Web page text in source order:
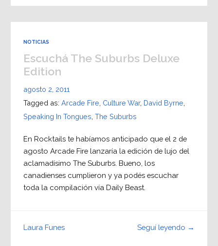
NOTICIAS
Escuchá The Suburbs Deluxe
Edition
agosto 2, 2011
Tagged as: Arcade Fire Culture War, David Byrne
Speaking In Tongues The Suburbs
En Rocktails te habíamos anticipado que el 2 de
agosto Arcade Fire lanzaría la edición de lujo del
aclamadísimo The Suburbs. Bueno, los
canadienses cumplieron y ya podés escuchar
toda la compilación vía Daily Beast.
Seguí leyendo →
Laura Funes